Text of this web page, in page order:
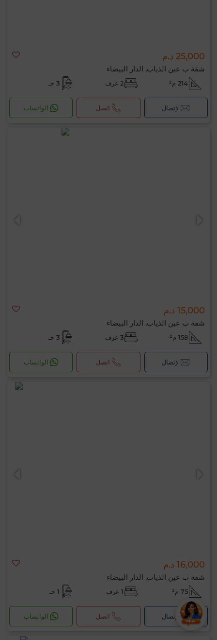
25,000 د.م
شقة ب عين الذياب, الدار البيضاء
214 م² 2 غرف 3 حـ
لإتصال اتصل الواتساب
15,000 د.م
شقة ب عين الذياب, الدار البيضاء
158 م² 3 غرف 3 حـ
لإتصال اتصل الواتساب
16,000 د.م
شقة ب عين الذياب, الدار البيضاء
75 م² 1 غرف 1 حـ
لإتصال اتصل الواتساب